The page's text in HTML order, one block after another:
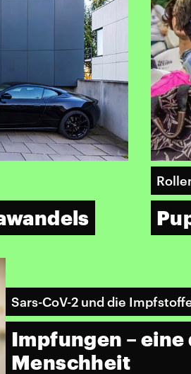
Sars-CoV-2 und die
Impfungen –
Menschheit